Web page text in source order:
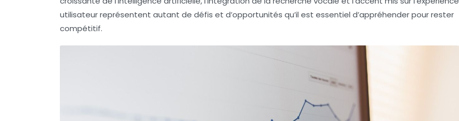
utilisateurreprésentent autant de défis et d’opportunités qu’il est essentiel d’appréhender pour rester
compétitif.